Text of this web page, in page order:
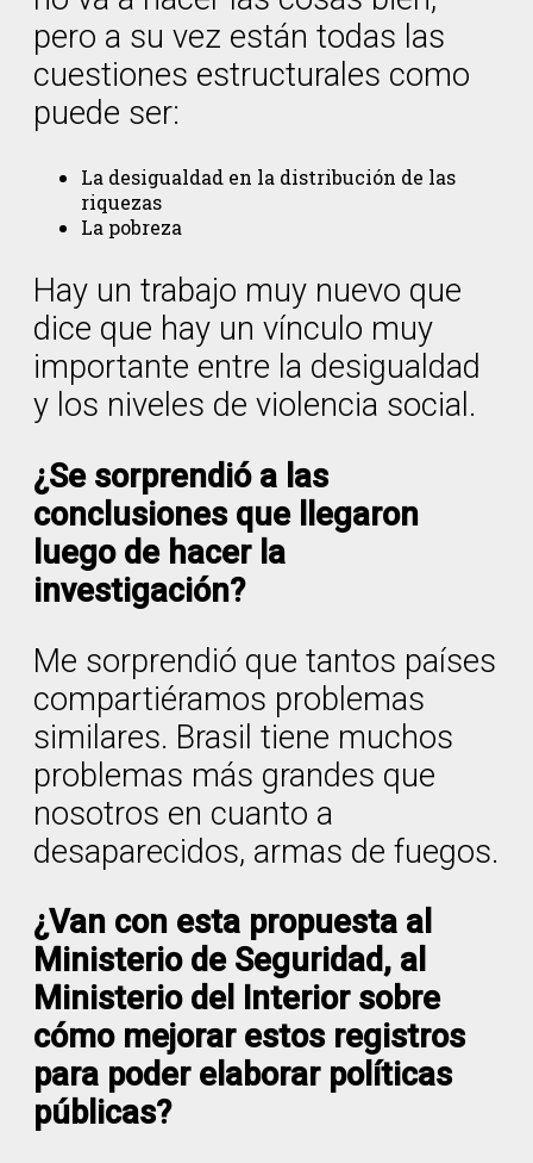
pero a su vez están todas las
cuestiones estructurales como
puede ser:
La desigualdad en la distribución de las
riquezas
La pobreza
Hay un trabajo muy nuevo que
dice que hay un vínculo muy
importante entre la desigualdad
y los niveles de violencia social.
¿Se sorprendió a las
conclusiones que llegaron
luego de hacer la
investigación?
Me sorprendió que tantos países
compartiéramos problemas
similares. Brasil tiene muchos
problemas más grandes que
nosotros en cuanto a
desaparecidos, armas de fuegos.
¿Van con esta propuesta al
Ministerio de Seguridad, al
Ministerio del Interior sobre
cómo mejorar estos registros
para poder elaborar políticas
públicas?